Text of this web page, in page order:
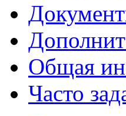
Общая
Часто